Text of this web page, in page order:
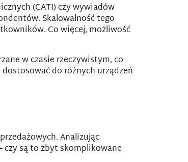
(CATI) czy wywiadów
Skalowalność tego
Co więcej, możliwość
w czasie rzeczywistym, co
do różnych urządzeń
Analizując
są to zbyt skomplikowane